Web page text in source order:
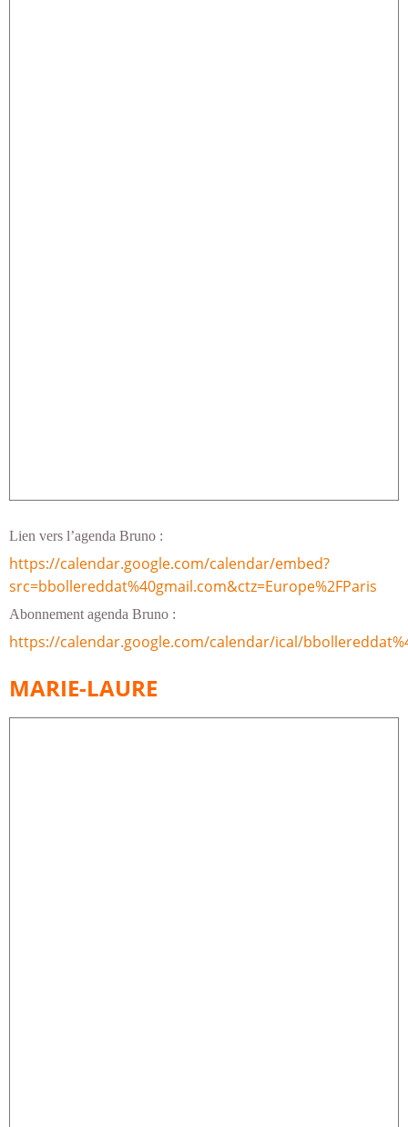
Lien vers l’agenda Bruno :
https://calendar.google.com/calendar/embed?
src=bbollereddat%40gmail.com&ctz=Europe%2FParis
Abonnement agenda Bruno :
https://calendar.google.com/calendar/ical/
MARIE-LAURE